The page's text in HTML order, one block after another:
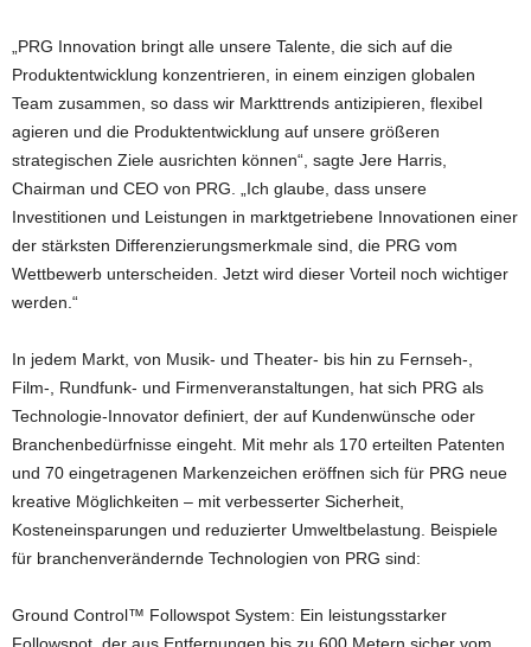
„PRG Innovation bringt alle unsere Talente, die sich auf die
Produktentwicklung konzentrieren, in einem einzigen globalen
Team zusammen, so dass wir Markttrends antizipieren, flexibel
agieren und die Produktentwicklung auf unsere größeren
strategischen Ziele ausrichten können“, sagte Jere Harris,
Chairman und CEO von PRG. „Ich glaube, dass unsere
Investitionen und Leistungen in marktgetriebene Innovationen einer
der stärksten Differenzierungsmerkmale sind, die PRG vom
Wettbewerb unterscheiden. Jetzt wird dieser Vorteil noch wichtiger
werden.“
In jedem Markt, von Musik- und Theater- bis hin zu Fernseh-,
Film-, Rundfunk- und Firmenveranstaltungen, hat sich PRG als
Technologie-Innovator definiert, der auf Kundenwünsche oder
Branchenbedürfnisse eingeht. Mit mehr als 170 erteilten Patenten
und 70 eingetragenen Markenzeichen eröffnen sich für PRG neue
kreative Möglichkeiten – mit verbesserter Sicherheit,
Kosteneinsparungen und reduzierter Umweltbelastung. Beispiele
für branchenverändernde Technologien von PRG sind:
Ground Control™ Followspot System: Ein leistungsstarker